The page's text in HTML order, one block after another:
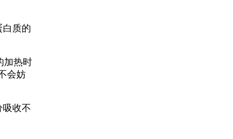
质的
加热时
会妨
收不